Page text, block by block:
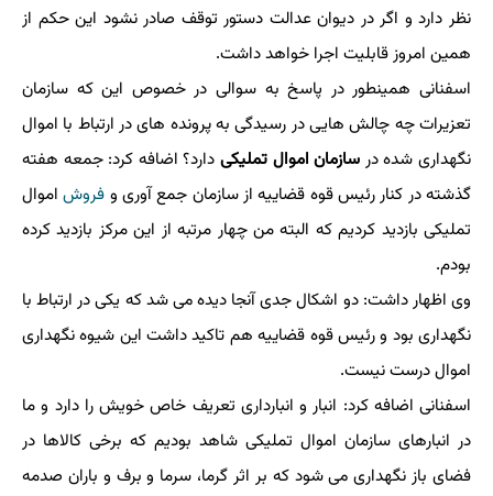
نظر دارد و اگر در دیوان عدالت دستور توقف صادر نشود این حکم از
همین امروز قابلیت اجرا خواهد داشت.
اسفنانی همینطور در پاسخ به سوالی در خصوص این که سازمان
تعزیرات چه چالش هایی در رسیدگی به پرونده های در ارتباط با اموال
نگهداری شده در سازمان اموال تملیکی دارد؟ اضافه کرد: جمعه هفته
گذشته در کنار رئیس قوه قضاییه از سازمان جمع آوری و فروشاموال
تملیکی بازدید کردیم که البته من چهار مرتبه از این مرکز بازدید کرده
بودم.
وی اظهار داشت: دو اشکال جدی آنجا دیده می شد که یکی در ارتباط با
نگهداری بود و رئیس قوه قضاییه هم تاکید داشت این شیوه نگهداری
اموال درست نیست.
اسفنانی اضافه کرد: انبار و انبارداری تعریف خاص خویش را دارد و ما
در انبارهای سازمان اموال تملیکی شاهد بودیم که برخی کالاها در
فضای باز نگهداری می شود که بر اثر گرما، سرما و برف و باران صدمه